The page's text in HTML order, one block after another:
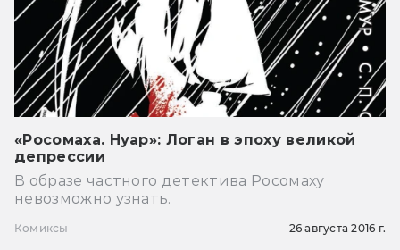
«Росомаха. Нуар»: Логан в эпоху великой
депрессии
В образе частного детектива Росомаху
невозможно узнать.
Комиксы 26 августа 2016 г.